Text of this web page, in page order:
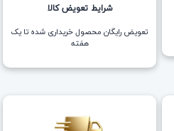
شرایط تعویض کالا
تعویض رایگان محصول خریداری شده تا یک
هفته